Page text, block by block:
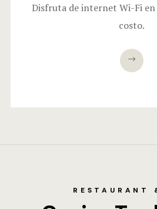
Disfruta de internet Wi-Fi en
costo.
RESTAURANT